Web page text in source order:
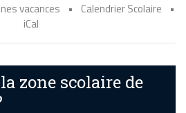
vacances • Calendrier Scolaire
•
iCal
zone scolaire de